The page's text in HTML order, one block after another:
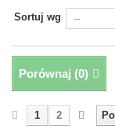
Sortuj wg
Porównaj (0)
1 2